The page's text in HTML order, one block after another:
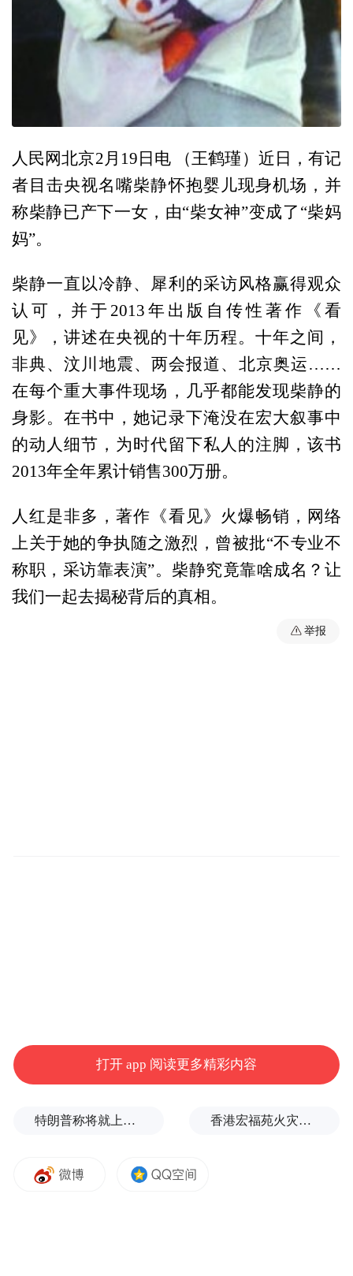
人民网北京2月19日电 （王鹤瑾）近日，有记
者目击央视名嘴柴静怀抱婴儿现身机场，并
称柴静已产下一女，由“柴女神”变成了“柴妈
妈”。
柴静一直以冷静、犀利的采访风格赢得观众
认可，并于2013年出版自传性著作《看
见》，讲述在央视的十年历程。十年之间，
非典、汶川地震、两会报道、北京奥运……
在每个重大事件现场，几乎都能发现柴静的
身影。在书中，她记录下淹没在宏大叙事中
的动人细节，为时代留下私人的注脚，该书
2013年全年累计销售300万册。
人红是非多，著作《看见》火爆畅销，网络
上关于她的争执随之激烈，曾被批“不专业不
称职，采访靠表演”。柴静究竟靠啥成名？让
我们一起去揭秘背后的真相。
举报
打开 app 阅读更多精彩内容
特朗普称将就上诉法院涉白宫宴会厅项目裁决提起上诉 香港宏福苑火灾跨部门调查最终报告：大火或由烟头引起